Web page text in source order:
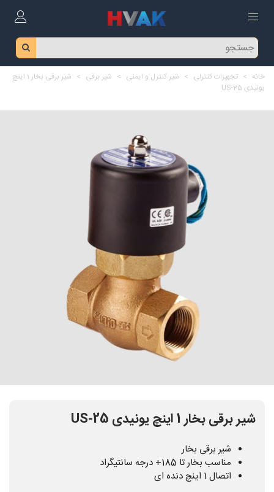
خانه > تجهیزات کنترلی > شیر کنترل و ایمنی > شیر برقی >
شیر برقی بخار 1 اینچ
یونیدی US-25
شیر برقی بخار 1 اینچ یونیدی US-25
شیر برقی بخار
مناسب بخار تا 185+ درجه سانتیگراد
اتصال 1 اینچ دنده ای